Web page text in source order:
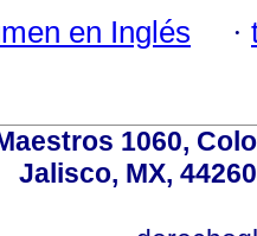
en Inglés ·
1060,
Jalisco, MX,